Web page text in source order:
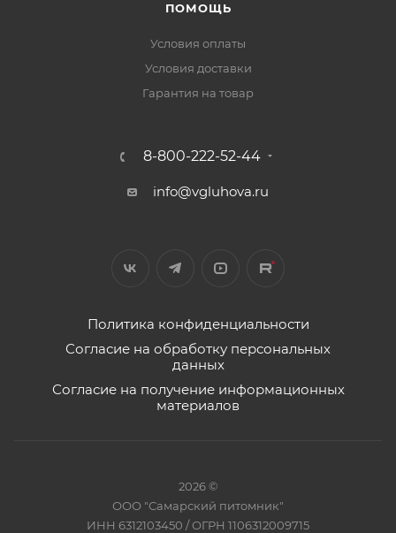
ПОМОЩЬ
Условия оплаты
Условия доставки
Гарантия на товар
8-800-222-52-44
info@vgluhova.ru
Политика конфиденциальности
Согласие на обработку персональных
данных
Согласие на получение информационных
материалов
2026 ©
ООО "Самарский питомник"
ИНН 6312103450 / ОГРН 1106312009715